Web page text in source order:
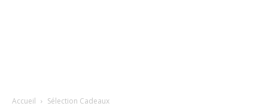
Accueil Sélection Cadeaux